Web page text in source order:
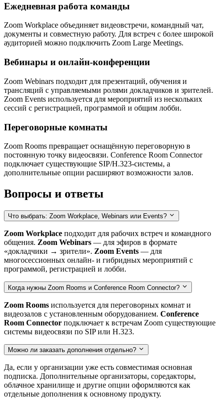
Ежедневная работа команды
Zoom Workplace объединяет видеовстречи, командный чат,
документы и совместную работу. Для встреч с более широкой
аудиторией можно подключить Zoom Large Meetings.
Вебинары и онлайн-конференции
Zoom Webinars подходит для презентаций, обучения и
трансляций с управляемыми ролями докладчиков и зрителей.
Zoom Events используется для мероприятий из нескольких
сессий с регистрацией, программой и общим лобби.
Переговорные комнаты
Zoom Rooms превращает оснащённую переговорную в
постоянную точку видеосвязи. Conference Room Connector
подключает существующие SIP/H.323-системы, а
дополнительные опции расширяют возможности залов.
Вопросы и ответы
Что выбрать: Zoom Workplace, Webinars или Events?
Zoom Workplace подходит для рабочих встреч и командного
общения. Zoom Webinars — для эфиров в формате
«докладчики → зрители». Zoom Events — для
многосессионных онлайн- и гибридных мероприятий с
программой, регистрацией и лобби.
Когда нужны Zoom Rooms и Conference Room Connector?
Zoom Rooms используется для переговорных комнат и
видеозалов с установленным оборудованием. Conference
Room Connector подключает к встречам Zoom существующие
системы видеосвязи по SIP или H.323.
Можно ли заказать дополнения отдельно?
Да, если у организации уже есть совместимая основная
подписка. Дополнительные организаторы, соредакторы,
облачное хранилище и другие опции оформляются как
отдельные дополнения к основному продукту.